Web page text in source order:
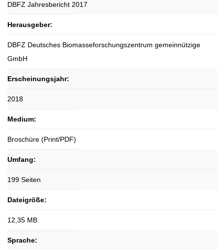
DBFZ Jahresbericht 2017
Herausgeber:
DBFZ Deutsches Biomasseforschungszentrum gemeinnützige
GmbH
Erscheinungsjahr:
2018
Medium:
Broschüre (Print/PDF)
Umfang:
199 Seiten
Dateigröße:
12,35 MB
Sprache: